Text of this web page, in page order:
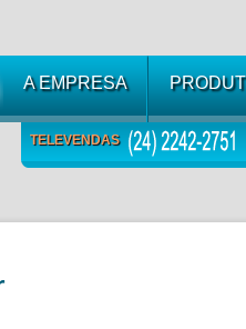
A EMPRESA
TELEVENDAS